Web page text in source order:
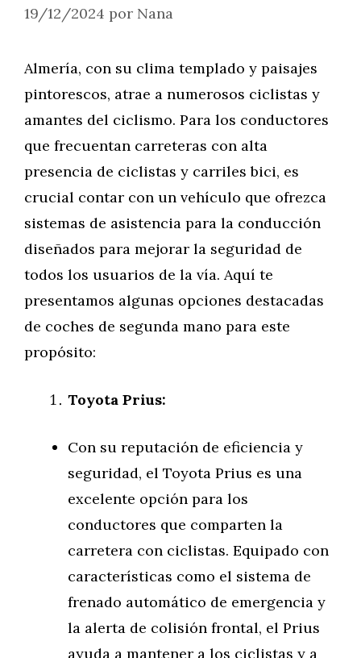
19/12/2024 por Nana
Almería, con su clima templado y paisajes
pintorescos, atrae a numerosos ciclistas y
amantes del ciclismo. Para los conductores
que frecuentan carreteras con alta
presencia de ciclistas y carriles bici, es
crucial contar con un vehículo que ofrezca
sistemas de asistencia para la conducción
diseñados para mejorar la seguridad de
todos los usuarios de la vía. Aquí te
presentamos algunas opciones destacadas
de coches de segunda mano para este
propósito:
Toyota Prius:
Con su reputación de eficiencia y
seguridad, el Toyota Prius es una
excelente opción para los
conductores que comparten la
carretera con ciclistas. Equipado con
características como el sistema de
frenado automático de emergencia y
la alerta de colisión frontal, el Prius
ayuda a mantener a los ciclistas y a